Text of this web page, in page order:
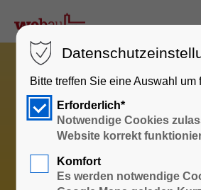
Bitte treffen Sie eine Auswahl um
Erforderlich*
Notwendige Cookies
Website korrekt
Komfort
Es werden notwendige